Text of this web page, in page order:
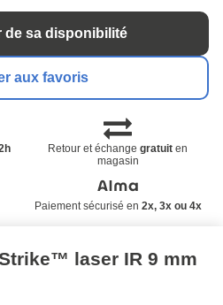
de sa disponibilité
aux favoris
Retour et échangegratuit en
magasin
Paiement sécurisé en 2x, 3x ou 4x
laser IR 9 mm